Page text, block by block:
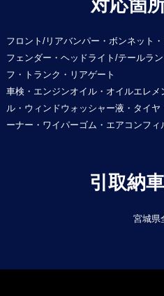
対応箇
フロント/リアバンパー・ボンネット
フェンダー・ヘッドライト/テールラ
フ・トランク・リアゲート
車検・エンジンオイル・オイルエレ
ル・ウィンドウォッシャー液・タイ
ーナー・ワイパーゴム・エアコンフ
引取納
宮城県